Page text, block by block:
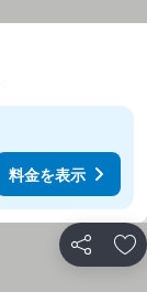
料金を表示
シェア お